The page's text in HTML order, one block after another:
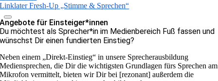
Linklater Fresh-Up „Stimme & Sprechen“
Angebote für Einsteiger*innen
Du möchtest als Sprecher*in im Medienbereich Fuß fassen und
wünschst Dir einen fundierten Einstieg?
Neben einem „Direkt-Einstieg“ in unsere Sprecherausbildung
Mediensprechen, die Dir die wichtigsten Grundlagen fürs Sprechen am
Mikrofon vermittelt, bieten wir Dir bei [rezonant] außerdem die